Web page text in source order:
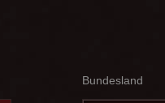
Bundesland